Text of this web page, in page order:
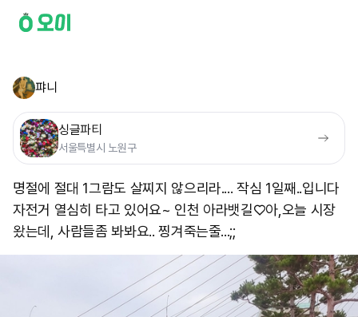
퍄니
싱글파티
서울특별시 노원구
명절에 절대 1그람도 살찌지 않으리라.... 작심 1일째..입니다
자전거 열심히 타고 있어요~ 인천 아라뱃길♡ ​아,오늘 시장
왔는데, 사람들좀 봐봐요.. 찡겨죽는줄...;;